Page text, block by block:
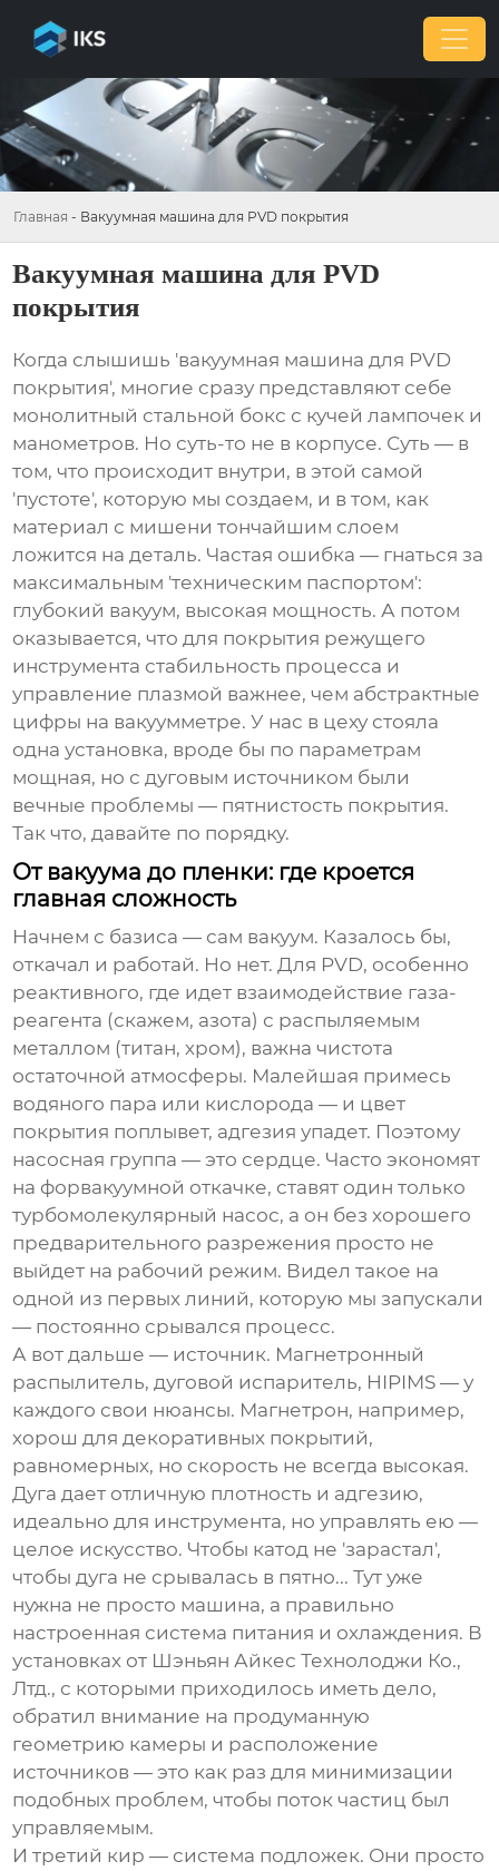
Главная - Вакуумная машина для PVD покрытия
Вакуумная машина для PVD
покрытия
Когда слышишь 'вакуумная машина для PVD
покрытия', многие сразу представляют себе
монолитный стальной бокс с кучей лампочек и
манометров. Но суть-то не в корпусе. Суть — в
том, что происходит внутри, в этой самой
'пустоте', которую мы создаем, и в том, как
материал с мишени тончайшим слоем
ложится на деталь. Частая ошибка — гнаться за
максимальным 'техническим паспортом':
глубокий вакуум, высокая мощность. А потом
оказывается, что для покрытия режущего
инструмента стабильность процесса и
управление плазмой важнее, чем абстрактные
цифры на вакуумметре. У нас в цеху стояла
одна установка, вроде бы по параметрам
мощная, но с дуговым источником были
вечные проблемы — пятнистость покрытия.
Так что, давайте по порядку.
От вакуума до пленки: где кроется
главная сложность
Начнем с базиса — сам вакуум. Казалось бы,
откачал и работай. Но нет. Для PVD, особенно
реактивного, где идет взаимодействие газа-
реагента (скажем, азота) с распыляемым
металлом (титан, хром), важна чистота
остаточной атмосферы. Малейшая примесь
водяного пара или кислорода — и цвет
покрытия поплывет, адгезия упадет. Поэтому
насосная группа — это сердце. Часто экономят
на форвакуумной откачке, ставят один только
турбомолекулярный насос, а он без хорошего
предварительного разрежения просто не
выйдет на рабочий режим. Видел такое на
одной из первых линий, которую мы запускали
— постоянно срывался процесс.
А вот дальше — источник. Магнетронный
распылитель, дуговой испаритель, HIPIMS — у
каждого свои нюансы. Магнетрон, например,
хорош для декоративных покрытий,
равномерных, но скорость не всегда высокая.
Дуга дает отличную плотность и адгезию,
идеально для инструмента, но управлять ею —
целое искусство. Чтобы катод не 'зарастал',
чтобы дуга не срывалась в пятно... Тут уже
нужна не просто машина, а правильно
настроенная система питания и охлаждения. В
установках от Шэньян Айкес Технолоджи Ко.,
Лтд., с которыми приходилось иметь дело,
обратил внимание на продуманную
геометрию камеры и расположение
источников — это как раз для минимизации
подобных проблем, чтобы поток частиц был
управляемым.
И третий кир — система подложек. Они просто